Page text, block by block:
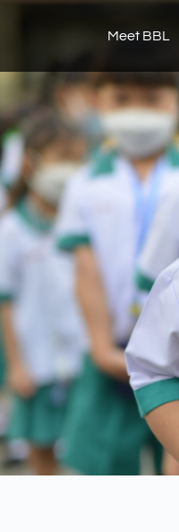
Meet BBL